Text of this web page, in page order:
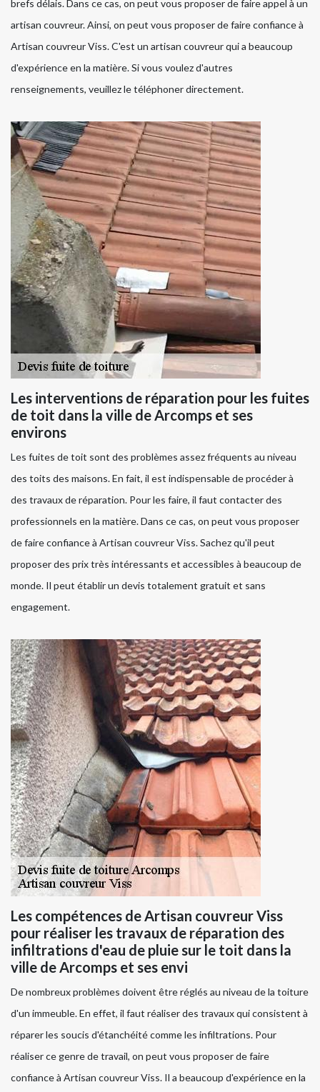
brefs délais. Dans ce cas, on peut vous proposer de faire appel à un
artisan couvreur. Ainsi, on peut vous proposer de faire confiance à
Artisan couvreur Viss. C'est un artisan couvreur qui a beaucoup
d'expérience en la matière. Si vous voulez d'autres
renseignements, veuillez le téléphoner directement.
Les interventions de réparation pour les fuites
de toit dans la ville de Arcomps et ses
environs
Les fuites de toit sont des problèmes assez fréquents au niveau
des toits des maisons. En fait, il est indispensable de procéder à
des travaux de réparation. Pour les faire, il faut contacter des
professionnels en la matière. Dans ce cas, on peut vous proposer
de faire confiance à Artisan couvreur Viss. Sachez qu'il peut
proposer des prix très intéressants et accessibles à beaucoup de
monde. Il peut établir un devis totalement gratuit et sans
engagement.
Les compétences de Artisan couvreur Viss
pour réaliser les travaux de réparation des
infiltrations d'eau de pluie sur le toit dans la
ville de Arcomps et ses envi
De nombreux problèmes doivent être réglés au niveau de la toiture
d'un immeuble. En effet, il faut réaliser des travaux qui consistent à
réparer les soucis d'étanchéité comme les infiltrations. Pour
réaliser ce genre de travail, on peut vous proposer de faire
confiance à Artisan couvreur Viss. Il a beaucoup d'expérience en la